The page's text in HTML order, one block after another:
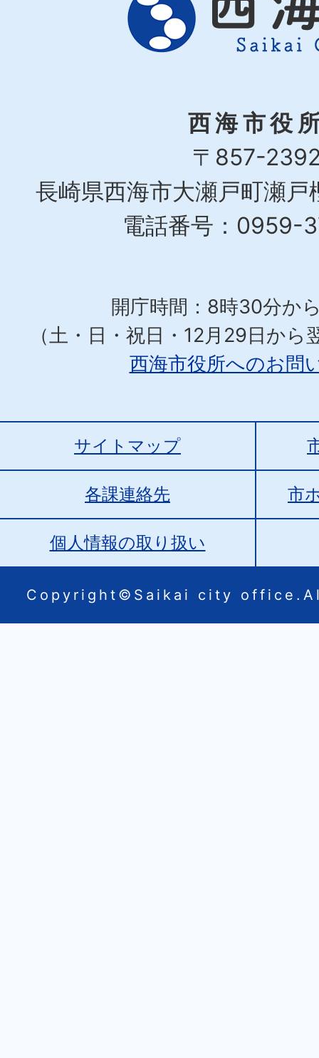
西海市役
〒857-
長崎県西海市大瀬戸町瀬
電話番号：0959-
開庁時間：8時30分か
（土・日・祝日・12月29日から
西海市役所へのお問
サイトマップ
各課連絡先 市
個人情報の取り扱い
Copyright©Saikai city